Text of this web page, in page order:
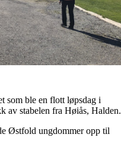
som ble en flott løpsdag i
av stabelen fra Høiås,
Østfold ungdommer opp til